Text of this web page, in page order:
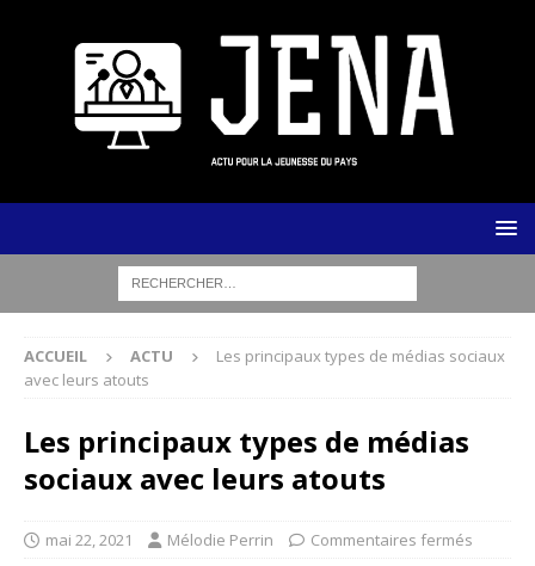
ACCUEIL ACTU
Les principaux types de médias sociaux
avec leurs atouts
Les principaux types de médias
sociaux avec leurs atouts
mai 22, 2021 Mélodie Perrin Commentaires fermés